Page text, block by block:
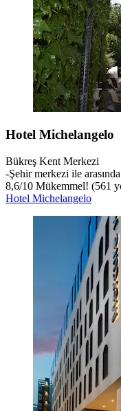
Hotel Michelangelo
Bükreş Kent Merkezi
‐Şehir merkezi ile
8,6/10 Mükemmel! (561
Hotel Michelangelo